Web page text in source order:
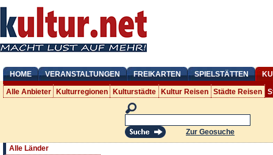
HOME VERANSTALTUNGEN FREIKARTEN SPIELSTÄTTEN
Alle Anbieter Kulturregionen Kulturstädte Kultur Reisen Städte Reisen
Zur Geosuche
Alle Länder